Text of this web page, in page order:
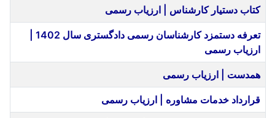
کتاب دستیار کارشناس | ارزیاب رسمی
ارزیاب رسمی
همدست | ارزیاب رسمی
قرارداد خدمات مشاوره | ارزیاب رسمی